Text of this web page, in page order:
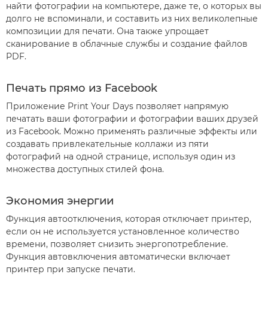
найти фотографии на компьютере, даже те, о которых вы
долго не вспоминали, и составить из них великолепные
композиции для печати. Она также упрощает
сканирование в облачные службы и создание файлов
PDF.
Печать прямо из Facebook
Приложение Print Your Days позволяет напрямую
печатать ваши фотографии и фотографии ваших друзей
из Facebook. Можно применять различные эффекты или
создавать привлекательные коллажи из пяти
фотографий на одной странице, используя один из
множества доступных стилей фона.
Экономия энергии
Функция автоотключения, которая отключает принтер,
если он не используется установленное количество
времени, позволяет снизить энергопотребление.
Функция автовключения автоматически включает
принтер при запуске печати.